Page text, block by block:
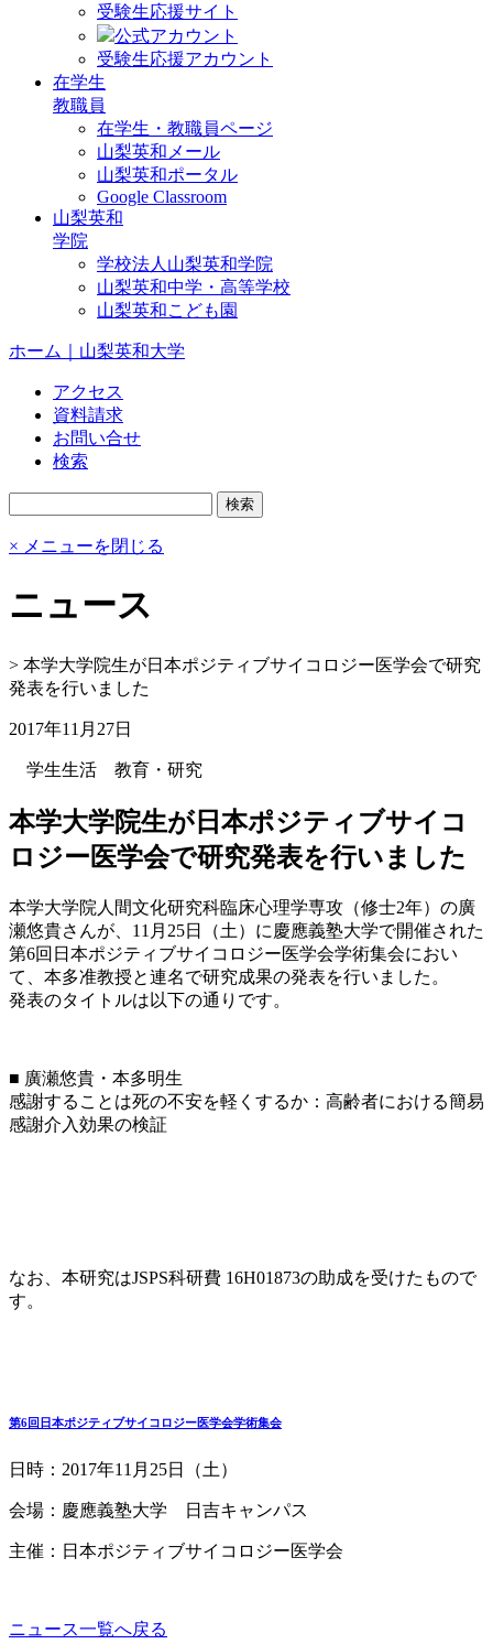
受験生応援サイト
公式アカウント
受験生応援アカウント
在学生
教職員
在学生・教職員ページ
山梨英和メール
山梨英和ポータル
Google Classroom
山梨英和
学院
学校法人山梨英和学院
山梨英和中学・高等学校
山梨英和こども園
ホーム｜山梨英和大学
アクセス
資料請求
お問い合せ
検索
× メニューを閉じる
ニュース
> 本学大学院生が日本ポジティブサイコロジー医学会で研究
発表を行いました
2017年11月27日
学生生活 教育・研究
本学大学院生が日本ポジティブサイコ
ロジー医学会で研究発表を行いました
本学大学院人間文化研究科臨床心理学専攻（修士2年）の廣
瀬悠貴さんが、11月25日（土）に慶應義塾大学で開催された
第6回日本ポジティブサイコロジー医学会学術集会におい
て、本多准教授と連名で研究成果の発表を行いました。
発表のタイトルは以下の通りです。
■ 廣瀬悠貴・本多明生
感謝することは死の不安を軽くするか：高齢者における簡易
感謝介入効果の検証
なお、本研究はJSPS科研費 16H01873の助成を受けたもので
す。
第6回日本ポジティブサイコロジー医学会学術集会
日時：2017年11月25日（土）
会場：慶應義塾大学 日吉キャンパス
主催：日本ポジティブサイコロジー医学会
ニュース一覧へ戻る